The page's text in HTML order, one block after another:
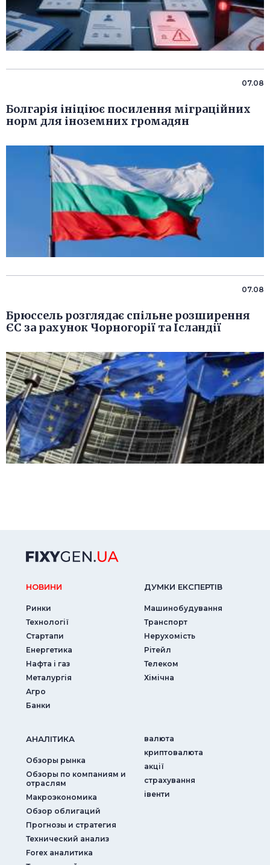
07.08
Болгарія ініціює посилення міграційних
норм для іноземних громадян
07.08
Брюссель розглядає спільне розширення
ЄС за рахунок Чорногорії та Ісландії
НОВИНИ
Ринки
Технології
Стартапи
Енергетика
Нафта і газ
Металургія
Агро
Банки
ДУМКИ ЕКСПЕРТIВ
Машинобудування
Транспорт
Нерухомість
Рітейл
Телеком
Хімічна
АНАЛIТИКА
Обзоры рынка
Обзоры по компаниям и
отраслям
Макроэкономика
Обзор облигаций
Прогнозы и стратегия
Технический анализ
Forex аналитика
валюта
криптовалюта
акції
страхування
iвенти